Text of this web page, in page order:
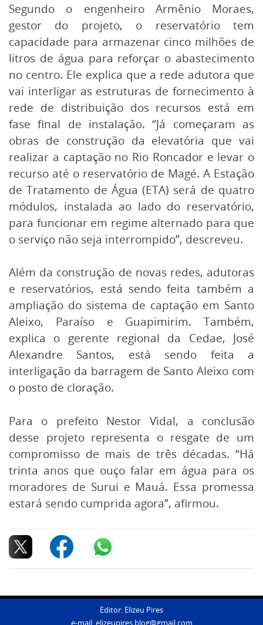
Segundo o engenheiro Armênio Moraes,
gestor do projeto, o reservatório tem
capacidade para armazenar cinco milhões de
litros de água para reforçar o abastecimento
no centro. Ele explica que a rede adutora que
vai interligar as estruturas de fornecimento à
rede de distribuição dos recursos está em
fase final de instalação. “Já começaram as
obras de construção da elevatória que vai
realizar a captação no Rio Roncador e levar o
recurso até o reservatório de Magé. A Estação
de Tratamento de Água (ETA) será de quatro
módulos, instalada ao lado do reservatório,
para funcionar em regime alternado para que
o serviço não seja interrompido”, descreveu.
Além da construção de novas redes, adutoras
e reservatórios, está sendo feita também a
ampliação do sistema de captação em Santo
Aleixo, Paraíso e Guapimirim. Também,
explica o gerente regional da Cedae, José
Alexandre Santos, está sendo feita a
interligação da barragem de Santo Aleixo com
o posto de cloração.
Para o prefeito Nestor Vidal, a conclusão
desse projeto representa o resgate de um
compromisso de mais de três décadas. “Há
trinta anos que ouço falar em água para os
moradores de Surui e Mauá. Essa promessa
estará sendo cumprida agora”, afirmou.
Editor: Elizeu Pires
e-mail:elizeupires.blog@gmail.com